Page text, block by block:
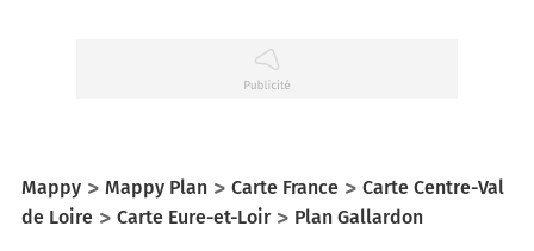
Mappy Mappy Plan Carte France
Carte Centre-Val
de Loire
Carte Eure-et-Loir Plan Gallardon